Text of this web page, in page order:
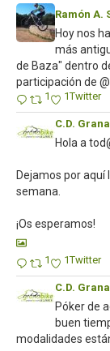
Ramón A.
Hoy nos
más
de Baza" dentro
participación de
1 1Twitter
C.D.
Hola a
Dejamos por
semana.
¡Os esperamos!
1 1Twitter
C.D.
Póker de
buen
modalidades